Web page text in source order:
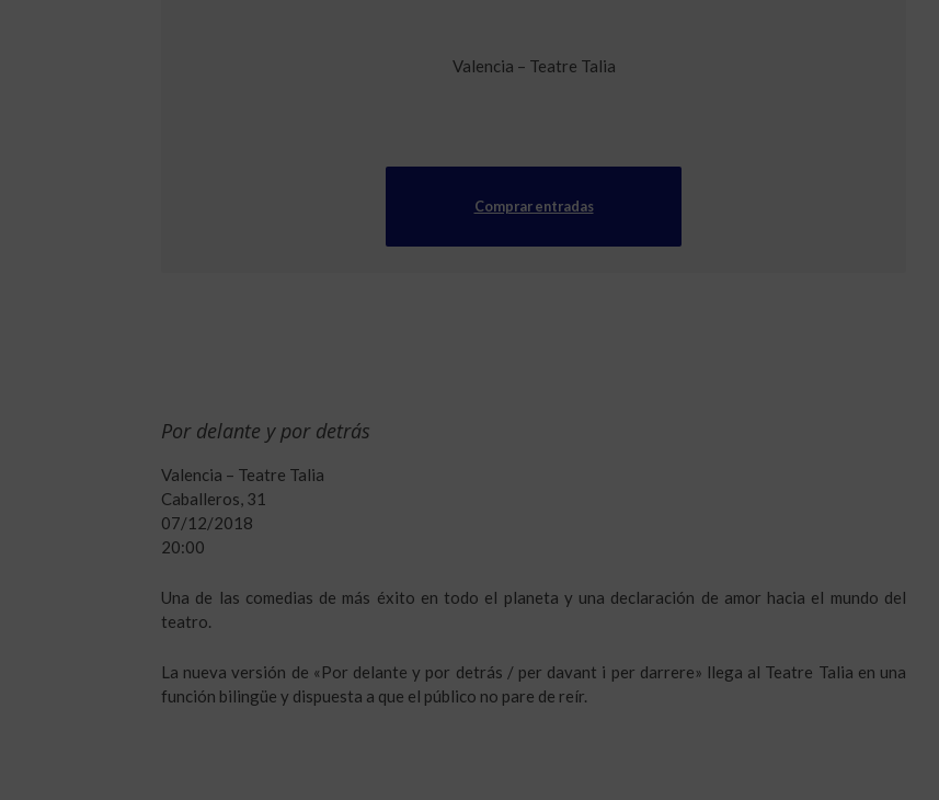
Por delante y por detrás
Valencia – Teatre Talia
Caballeros, 31
07/12/2018
20:00
Una de las comedias de más éxito en todo el planeta y una declaración de amor hacia el mundo del
teatro.
La nueva versión de «Por delante y por detrás / per davant i per darrere» llega al Teatre Talia en una
función bilingüe y dispuesta a que el público no pare de reír.
Valencia – Teatre Talia
Comprar entradas